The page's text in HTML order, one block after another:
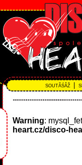
SOUTĂŚÂŽ
Warning:
heart.cz/disco-